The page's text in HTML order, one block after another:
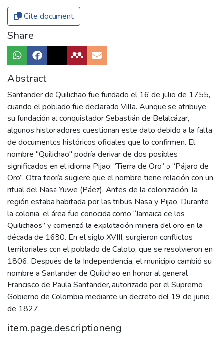
Cite document
Share
Abstract
Santander de Quilichao fue fundado el 16 de julio de 1755,
cuando el poblado fue declarado Villa. Aunque se atribuye
su fundación al conquistador Sebastián de Belalcázar,
algunos historiadores cuestionan este dato debido a la falta
de documentos históricos oficiales que lo confirmen. El
nombre "Quilichao" podría derivar de dos posibles
significados en el idioma Pijao: “Tierra de Oro” o “Pájaro de
Oro”. Otra teoría sugiere que el nombre tiene relación con un
ritual del Nasa Yuwe (Páez). Antes de la colonización, la
región estaba habitada por las tribus Nasa y Pijao. Durante
la colonia, el área fue conocida como “Jamaica de los
Quilichaos” y comenzó la explotación minera del oro en la
década de 1680. En el siglo XVIII, surgieron conflictos
territoriales con el poblado de Caloto, que se resolvieron en
1806. Después de la Independencia, el municipio cambió su
nombre a Santander de Quilichao en honor al general
Francisco de Paula Santander, autorizado por el Supremo
Gobierno de Colombia mediante un decreto del 19 de junio
de 1827.
item.page.descriptioneng